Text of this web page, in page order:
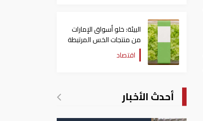
البيئة: خلو أسواق الإمارات
من منتجات الخس المرتبطة
بتفشي داء السيكلوسبورا
اقتصاد
أحدث الأخبار